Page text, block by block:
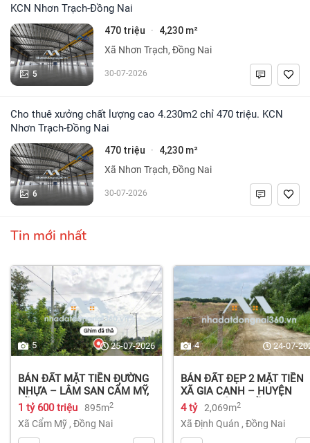
KCN Nhơn Trạch-Đồng Nai
5
470 triệu · 4,230 m²
Xã Nhơn Trạch, Đồng Nai
30-07-2026
Cho thuê xưởng chất lượng cao 4.230m2 chỉ 470 triệu. KCN
Nhơn Trạch-Đồng Nai
6
470 triệu · 4,230 m²
Xã Nhơn Trạch, Đồng Nai
30-07-2026
Tin mới nhất
5 25-07-2026
BÁN ĐẤT MẶT TIỀN ĐƯỜNG
NHỰA – LÂM SAN CẨM MỸ,
ĐỒNG NAI.
1 tỷ 600 triệu 895m2
Xã Cẩm Mỹ , Đồng Nai
4 24-07-
BÁN ĐẤT ĐẸP 2 MẶT TIỀN
XÃ GIA CANH – HUYỆN
ĐỊNH QUÁN – ĐỒNG NAI dt
2.069m² 4 tỷ
4 tỷ 2,069m2
Xã Định Quán , Đồng Nai